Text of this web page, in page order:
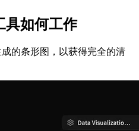
具如何工作
的条形图，以获得完全的清